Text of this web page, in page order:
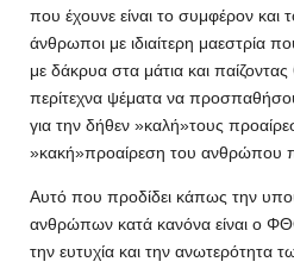
που έχουνε είναι το συμφέρον και
άνθρωποι με ιδιαίτερη μαεστρία
με δάκρυα στα μάτια και
περίτεχνα ψέματα να
για την δήθεν »καλή»τους
»κακή»προαίρεση του ανθρώπου
Αυτό που προδίδει κάπως την
ανθρώπων κατά κανόνα είναι ο
την ευτυχία και την ανωτερότητα